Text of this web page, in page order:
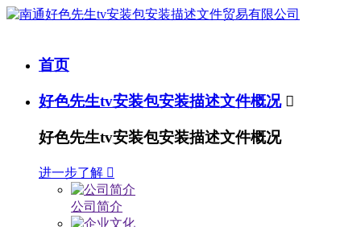
首页
好色先生tv安装包安装描述文件概况 
好色先生tv安装包安装描述文件概况
进一步了解 
公司简介